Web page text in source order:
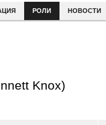
РОЛИ НОВОСТИ
Knox)